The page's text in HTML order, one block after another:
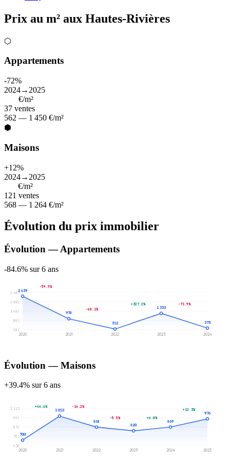
Prix au m² aux Hautes-Rivières
⬡
Appartements
-72%
2024→2025
€/m²
37 ventes
562 — 1 450 €/m²
⬢
Maisons
+12%
2024→2025
€/m²
121 ventes
568 — 1 264 €/m²
Évolution du prix immobilier
Évolution — Appartements
-84.6% sur 6 ans
281
881
1 482
2 082
2 6832 439
2020
978
2021
312
2022
1 333
2023
375
2024
-59.9%
-68.1%
+327.2% -71.9%
Évolution — Maisons
+39.4% sur 6 ans
630
751
872
992
1 113
700
2020
1 012
2021
868
2022
820
2023
869
2024
976
2025
+44.6% -14.2%
-5.5% +6.0%
+12.3%